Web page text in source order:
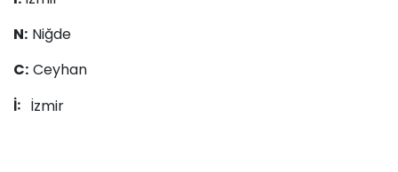
N: Niğde
C: Ceyhan
İ: İzmir